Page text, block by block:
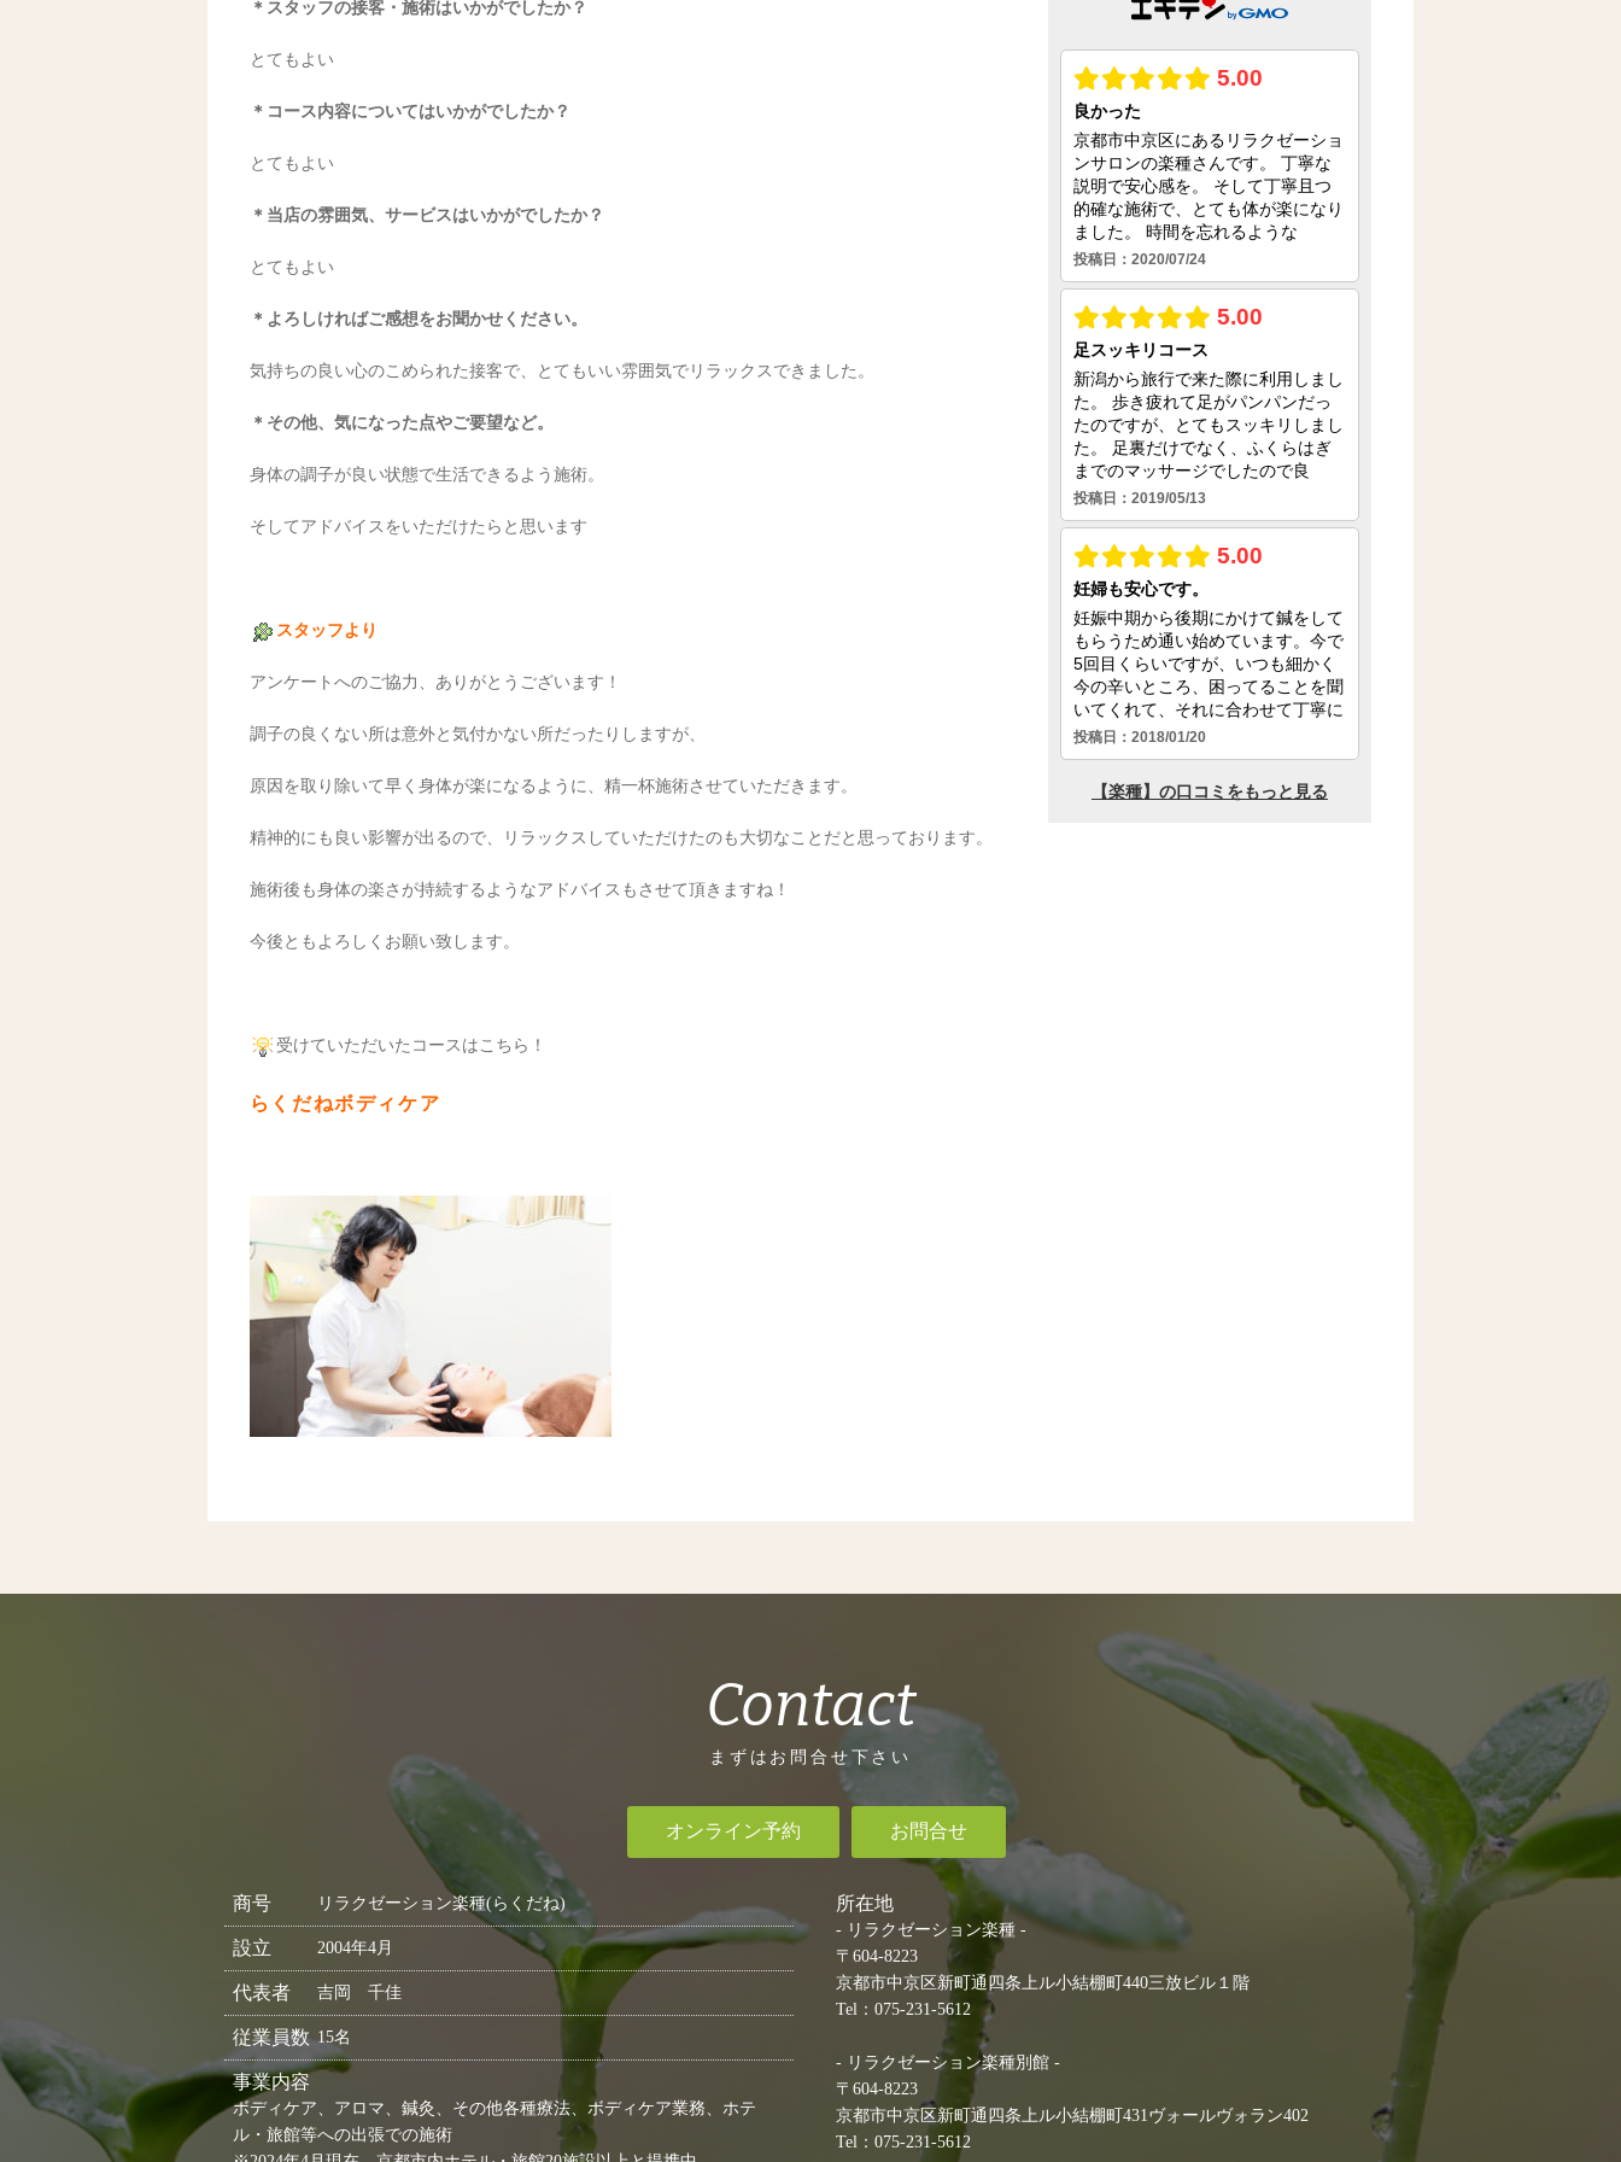
＊スタッフの接客・施術はいかがでしたか？
とてもよい
＊コース内容についてはいかがでしたか？
とてもよい
＊当店の雰囲気、サービスはいかがでしたか？
とてもよい
＊よろしければご感想をお聞かせください。
気持ちの良い心のこめられた接客で、とてもいい雰囲気でリラックスできました。
＊その他、気になった点やご要望など。
身体の調子が良い状態で生活できるよう施術。
そしてアドバイスをいただけたらと思います
スタッフより
アンケートへのご協力、ありがとうございます！
調子の良くない所は意外と気付かない所だったりしますが、
原因を取り除いて早く身体が楽になるように、精一杯施術させていただきます。
精神的にも良い影響が出るので、リラックスしていただけたのも大切なことだと思っております。
施術後も身体の楽さが持続するようなアドバイスもさせて頂きますね！
今後ともよろしくお願い致します。
受けていただいたコースはこちら！
らくだねボディケア
Contact
まずはお問合せ下さい
オンライン予約 お問合せ
商号 リラクゼーション楽種(らくだね)
設立 2004年4月
代表者 吉岡 千佳
従業員数 15名
事業内容
ボディケア、アロマ、鍼灸、その他各種療法、ボディケア業務、ホテ
ル・旅館等への出張での施術
所在地
- リラクゼーション楽種 -
〒604-8223
京都市中京区新町通四条上ル小結棚町440三放ビル１階
Tel：075-231-5612
- リラクゼーション楽種別館 -
〒604-8223
京都市中京区新町通四条上ル小結棚町431ヴォールヴォラン402
Tel：075-231-5612